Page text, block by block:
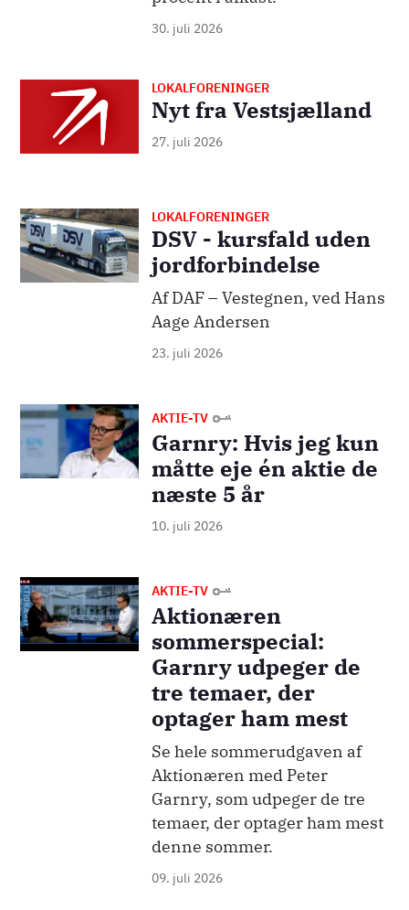
30. juli 2026
LOKALFORENINGER
Nyt fra Vestsjælland
27. juli 2026
Billede LOKALFORENINGER
DSV - kursfald uden
jordforbindelse
Af DAF – Vestegnen, ved Hans
Aage Andersen
23. juli 2026
Billede AKTIE-TV
Garnry: Hvis jeg kun
måtte eje én aktie de
næste 5 år
10. juli 2026
Billede AKTIE-TV
Aktionæren
sommerspecial:
Garnry udpeger de
tre temaer, der
optager ham mest
Se hele sommerudgaven af
Aktionæren med Peter
Garnry, som udpeger de tre
temaer, der optager ham mest
denne sommer.
09. juli 2026